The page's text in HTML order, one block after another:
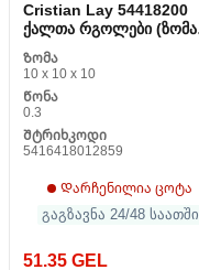
Cristian Lay 54418200
ქალთა რგოლები (ზომა
20)
Ზომა
10 x 10 x 10
Წონა
0.3
Შტრიხკოდი
5416418012859
Დარჩენილია ცოტა
გაგზავნა 24/48 საათში
51.35 GEL